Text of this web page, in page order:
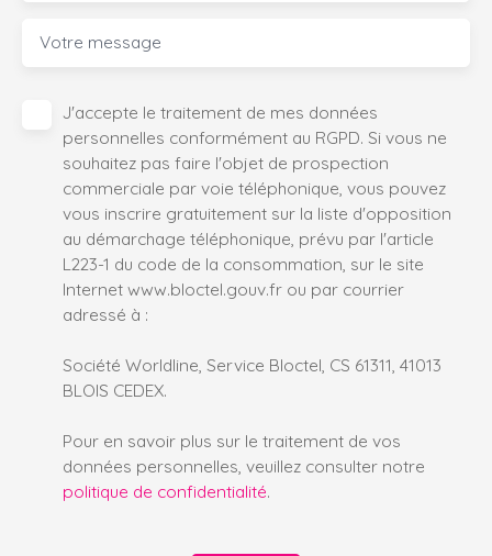
Votre message
J'accepte le traitement de mes données
personnelles conformément au RGPD. Si vous ne
souhaitez pas faire l'objet de prospection
commerciale par voie téléphonique, vous pouvez
vous inscrire gratuitement sur la liste d'opposition
au démarchage téléphonique, prévu par l'article
L223-1 du code de la consommation, sur le site
Internet www.bloctel.gouv.fr ou par courrier
adressé à :
Société Worldline, Service Bloctel, CS 61311, 41013
BLOIS CEDEX.
Pour en savoir plus sur le traitement de vos
données personnelles, veuillez consulter notre
politique de confidentialité.